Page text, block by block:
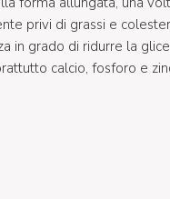
privi di grassi e
in grado di ridurre la
calcio, fosforo e